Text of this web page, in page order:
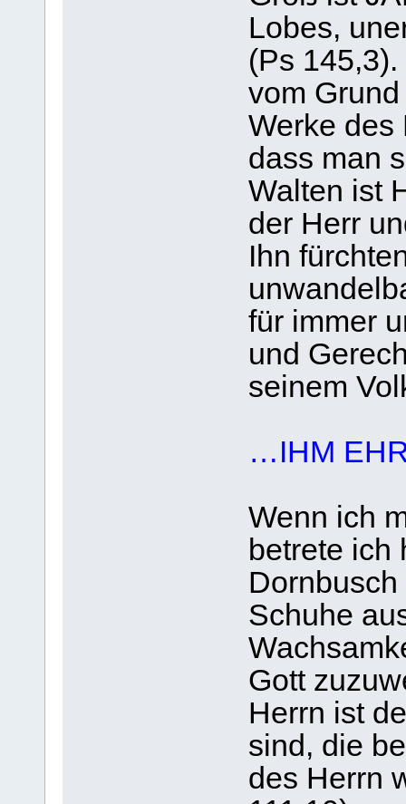
Lobes,
(Ps
vom
Werke des
dass man
Walten ist
der Herr
Ihn
für immer
und
seinem
…IHM
Wenn ich
betrete ich
Schuhe
Gott
Herrn ist
sind, die
des Herrn